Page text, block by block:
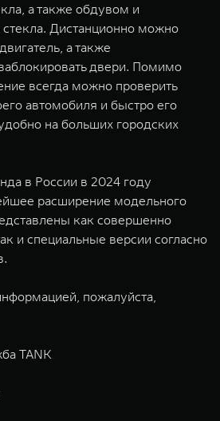
а также обдувом и
Дистанционно можно
а также
двери. Помимо
всегда можно проверить
автомобиля и быстро его
на больших городских
в России в 2024 году
расширение модельного
как совершенно
и специальные версии согласно
пожалуйста,
TANK